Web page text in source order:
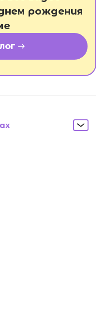
рождения